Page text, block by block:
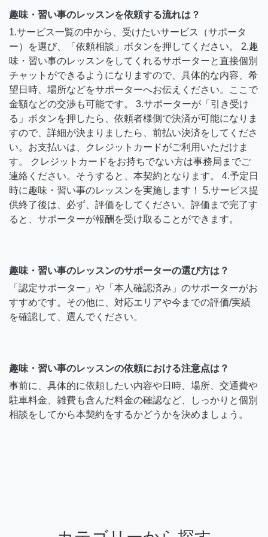
趣味・習い事のレッスンを依頼する流れは？
1.サービス一覧の中から、受けたいサービス（サポータ
ー）を選び、「依頼相談」ボタンを押してください。 2.趣
味・習い事のレッスンをしてくれるサポーターと直接個別
チャットができるようになりますので、具体的な内容、希
望日時、場所などをサポーターへお伝えください。ここで
金額などの交渉も可能です。 3.サポーターが「引き受け
る」ボタンを押したら、依頼者様側で決済が可能になりま
すので、詳細が決まりましたら、前払い決済をしてくださ
い。お支払いは、クレジットカードがご利用いただけま
す。 クレジットカードをお持ちでない方は事務局までご
連絡ください。そうすると、本契約となります。 4.予定日
時に趣味・習い事のレッスンを実施します！ 5.サービス提
供終了後は、必ず、評価をしてください。評価まで完了す
ると、サポーターが報酬を受け取ることができます。
趣味・習い事のレッスンのサポーターの選び方は？
「認定サポーター」や「本人確認済み」のサポーターがお
すすめです。その他に、対応エリアや今までの評価/実績
を確認して、選んでください。
趣味・習い事のレッスンの依頼における注意点は？
事前に、具体的に依頼したい内容や日時、場所、交通費や
駐車料金、雑費も含んだ料金の確認など、しっかりと個別
相談をしてから本契約をするかどうかを決めましょう。